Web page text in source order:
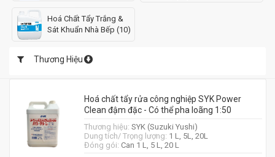
Hoá Chất Tẩy Trắng &
Sát Khuẩn Nhà Bếp (10)
Thương Hiệu
Hoá chất tẩy rửa công nghiệp SYK Power
Clean đậm đặc - Có thể pha loãng 1:50
Thương hiệu: SYK (Suzuki Yushi)
Dung tích/ Trọng lượng: 1 L, 5L, 20L
Đóng gói: Can 1 L, 5 L, 20 L